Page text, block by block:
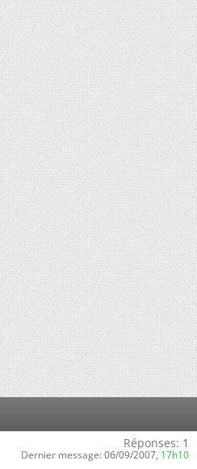
Réponses: 1
Dernier message: 06/09/2007, 17h10